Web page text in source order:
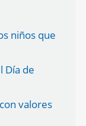
niños que
Día de
valores